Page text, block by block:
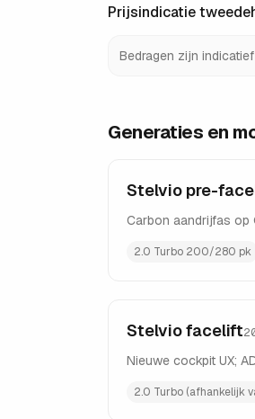
Prijsindicatie
Bedragen zijn
Generaties en
Stelvio pre-
Carbon aandrijfas
2.0 Turbo 200/280 pk
Stelvio facelift
Nieuwe cockpit UX;
2.0 Turbo (afhankelijk